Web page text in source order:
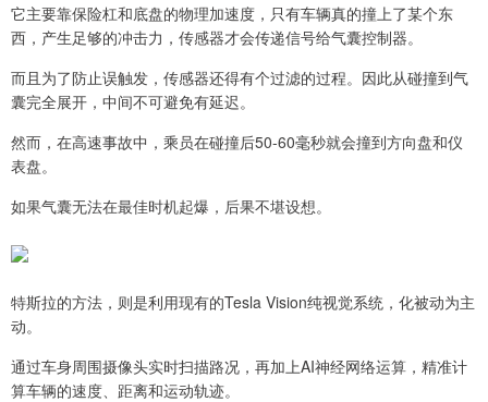
它主要靠保险杠和底盘的物理加速度，只有车辆真的撞上了某个东
西，产生足够的冲击力，传感器才会传递信号给气囊控制器。
而且为了防止误触发，传感器还得有个过滤的过程。因此从碰撞到气
囊完全展开，中间不可避免有延迟。
然而，在高速事故中，乘员在碰撞后50-60毫秒就会撞到方向盘和仪
表盘。
如果气囊无法在最佳时机起爆，后果不堪设想。
特斯拉的方法，则是利用现有的Tesla Vision纯视觉系统，化被动为主
动。
通过车身周围摄像头实时扫描路况，再加上AI神经网络运算，精准计
算车辆的速度、距离和运动轨迹。